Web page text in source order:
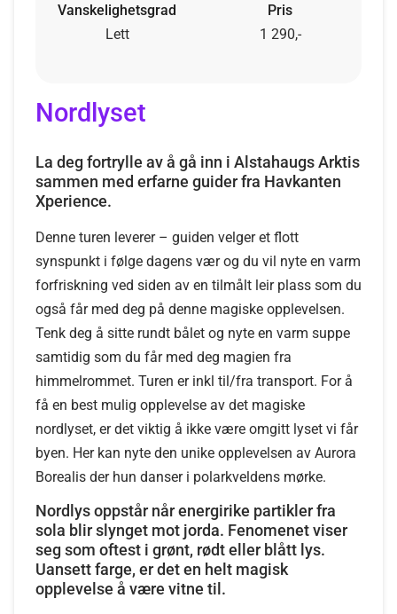
Vanskelighetsgrad
Lett
Pris
1 290,-
Nordlyset
La deg fortrylle av å gå inn i Alstahaugs Arktis
sammen med erfarne guider fra Havkanten
Xperience.
Denne turen leverer – guiden velger et flott
synspunkt i følge dagens vær og du vil nyte en varm
forfriskning ved siden av en tilmålt leir plass som du
også får med deg på denne magiske opplevelsen.
Tenk deg å sitte rundt bålet og nyte en varm suppe
samtidig som du får med deg magien fra
himmelrommet. Turen er inkl til/fra transport. For å
få en best mulig opplevelse av det magiske
nordlyset, er det viktig å ikke være omgitt lyset vi får
byen. Her kan nyte den unike opplevelsen av Aurora
Borealis der hun danser i polarkveldens mørke.
Nordlys oppstår når energirike partikler fra
sola blir slynget mot jorda. Fenomenet viser
seg som oftest i grønt, rødt eller blått lys.
Uansett farge, er det en helt magisk
opplevelse å være vitne til.